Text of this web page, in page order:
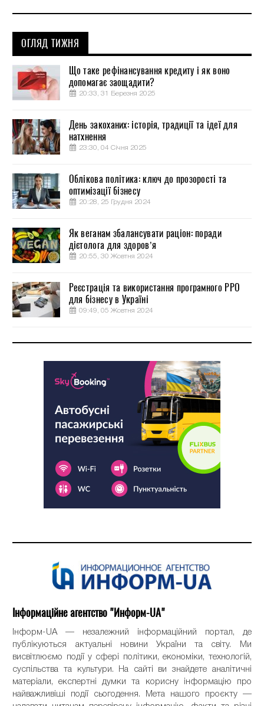
ОГЛЯД ТИЖНЯ
Що таке рефінансування кредиту і як воно
допомагає заощадити?
20:33, 31 Березня 2025
День закоханих: історія, традиції та ідеї для
натхнення
23:30, 04 Січня 2025
Облікова політика: ключ до прозорості та
оптимізації бізнесу
20:28, 25 Грудня 2024
Як веганам збалансувати раціон: поради
дієтолога для здоров’я
20:55, 30 Жовтня 2024
Реєстрація та використання програмного РРО
для бізнесу в Україні
09:49, 05 Жовтня 2024
Інформаційне агентство "Информ-UA"
Інформ-UA — незалежний інформаційний портал, де
публікуються актуальні новини України та світу. Ми
висвітлюємо події у сфері політики, економіки, технологій,
суспільства та культури. На сайті ви знайдете аналітичні
матеріали, експертні думки та корисну інформацію про
найважливіші події сьогодення. Мета нашого проєкту —